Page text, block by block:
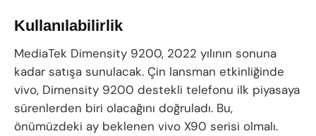
Kullanılabilirlik
MediaTek Dimensity 9200, 2022 yılının sonuna
kadar satışa sunulacak. Çin lansman etkinliğinde
vivo, Dimensity 9200 destekli telefonu ilk piyasaya
sürenlerden biri olacağını doğruladı. Bu,
önümüzdeki ay beklenen vivo X90 serisi olmalı.